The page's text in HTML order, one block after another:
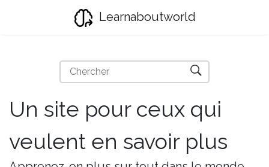
Learnaboutworld
Un site pour ceux qui
veulent en savoir plus